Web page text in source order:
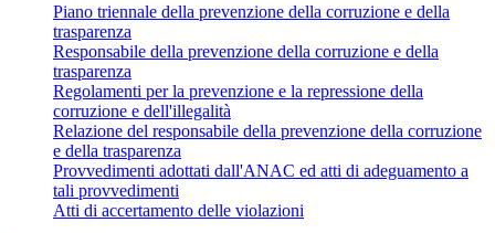
Piano triennale della prevenzione della corruzione e della
trasparenza
Responsabile della prevenzione della corruzione e della
trasparenza
Regolamenti per la prevenzione e la repressione della
corruzione e dell'illegalità
Relazione del responsabile della prevenzione della corruzione
e della trasparenza
Provvedimenti adottati dall'ANAC ed atti di adeguamento a
tali provvedimenti
Atti di accertamento delle violazioni